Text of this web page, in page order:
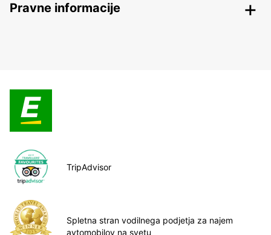
Pravne informacije
TripAdvisor
Spletna stran vodilnega podjetja za najem
avtomobilov na svetu